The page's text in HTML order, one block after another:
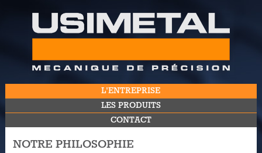
L'ENTREPRISE
LES PRODUITS
CONTACT
NOTRE PHILOSOPHIE